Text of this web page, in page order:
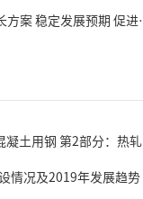
量效益提升 ——《钢铁行业稳增长工作方案（2025—2026年）》解读
2部分：热轧带肋钢筋》标准修订情况
情况及2019年发展趋势